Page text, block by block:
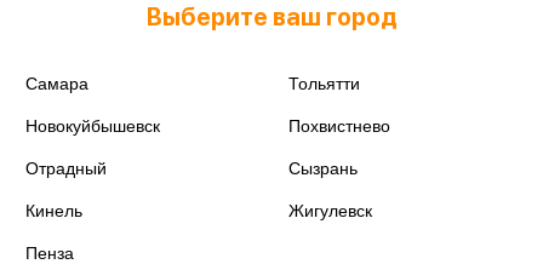
Издательство
Год издания
Выберите ваш город
Самара Тольятти
Новокуйбышевск Похвистнево
Отрадный Сызрань
Кинель Жигулевск
Пенза